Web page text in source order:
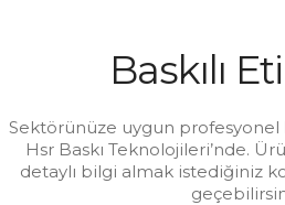
Baskılı
Sektörünüze uygun profesyonel
Hsr Baskı Teknolojileri’nde.
detaylı bilgi almak istediğiniz